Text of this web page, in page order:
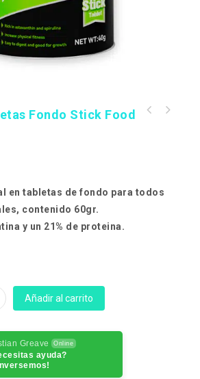
Fondo Stick Food
en tabletas de fondo para todos
contenido 60gr.
y un 21% de proteina.
Añadir al carrito
Greave Online
ayuda?